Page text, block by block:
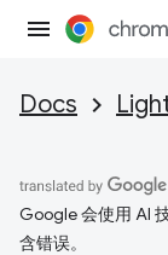
Docs
Google 会使用 AI
含错误。